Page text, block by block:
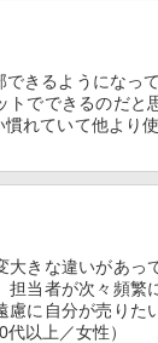
できるようになっ
トでできるのだと
れていて他より
大きな違いがあっ
担当者が次々頻繁
慮に自分が売りた
以上／女性）